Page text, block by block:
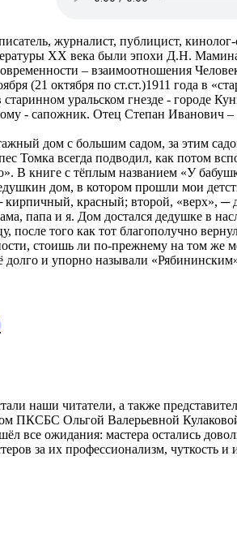
журналист, публицист,
XX века были эпохи Д.Н.
– взаимоотношения
(21 октября по ст.ст.)1911 года в
уральском гнезде - городе
- сапожник. Отец Степан Иванович
дом с большим садом, за этим
Томка всегда подводил, как потом
В книге с тёплым названием «У
дом, в котором прошли мои
красный; второй, «верх», ─
папа и я. Дом достался дедушке в
после того как тот благополучно
стоишь ли по-прежнему на том же
долго и упорно называли
наши читатели, а также
ПКСБС Ольгой Валерьевной
все ожидания: мастера остались
за их профессионализм, чуткость